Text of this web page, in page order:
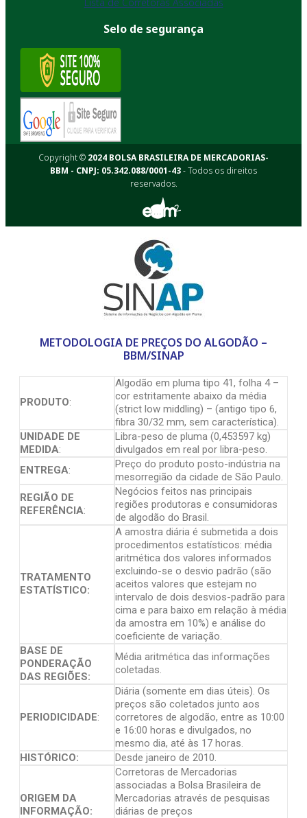
Selo de segurança
Copyright © 2024 BOLSA BRASILEIRA DE MERCADORIAS-
BBM - CNPJ: 05.342.088/0001-43- Todos os direitos
reservados.
METODOLOGIA DE PREÇOS DO ALGODÃO –
BBM/SINAP
PRODUTO:
Algodão em pluma tipo 41, folha 4 –
cor estritamente abaixo da média
(strict low middling) – (antigo tipo 6,
fibra 30/32 mm, sem característica).
UNIDADE DE
MEDIDA:
Libra-peso de pluma (0,453597 kg)
divulgados em real por libra-peso.
ENTREGA:
Preço do produto posto-indústria na
mesorregião da cidade de São Paulo.
REGIÃO DE
REFERÊNCIA:
Negócios feitos nas principais
regiões produtoras e consumidoras
de algodão do Brasil.
TRATAMENTO
ESTATÍSTICO:
A amostra diária é submetida a dois
procedimentos estatísticos: média
aritmética dos valores informados
excluindo-se o desvio padrão (são
aceitos valores que estejam no
intervalo de dois desvios-padrão para
cima e para baixo em relação à média
da amostra em 10%) e análise do
coeficiente de variação.
BASE DE
PONDERAÇÃO
DAS REGIÕES:
Média aritmética das informações
coletadas.
PERIODICIDADE:
Diária (somente em dias úteis). Os
preços são coletados junto aos
corretores de algodão, entre as 10:00
e 16:00 horas e divulgados, no
mesmo dia, até às 17 horas.
HISTÓRICO:
Desde janeiro de 2010.
ORIGEM DA
INFORMAÇÃO:
Corretoras de Mercadorias
associadas a Bolsa Brasileira de
Mercadorias através de pesquisas
diárias de preços